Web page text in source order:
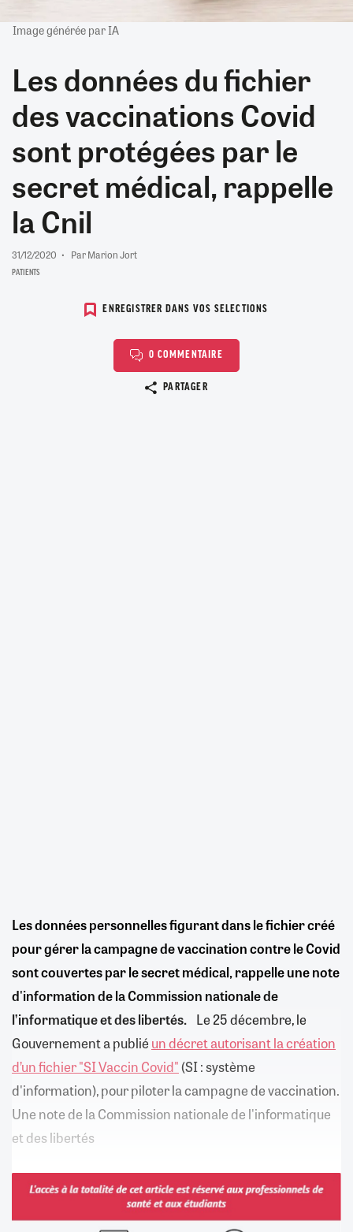
Image générée par IA
Les données du fichier
des vaccinations Covid
sont protégées par le
secret médical, rappelle
la Cnil
31/12/2020 Par Marion Jort
PATIENTS
ENREGISTRER DANS VOS SELECTIONS
0 COMMENTAIRE
PARTAGER
Les données personnelles figurant dans le fichier créé
pour gérer la campagne de vaccination contre le Covid
sont couvertes par le secret médical, rappelle une note
d'information de la Commission nationale de
l’informatique et des libertés. Le 25 décembre, le
Gouvernement a publié un décret autorisant la création
d’un fichier "SI Vaccin Covid"(SI : système
d'information), pour piloter la campagne de vaccination.
Une note de la Commission nationale de l'informatique
et des libertés